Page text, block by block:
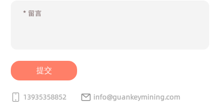
提交
13935358852
info@guankeymining.com